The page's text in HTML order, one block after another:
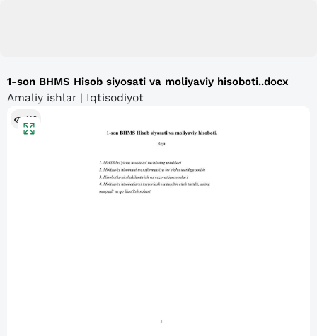
1-son BHMS Hisob siyosati va moliyaviy hisoboti..docx
Amaliy ishlar | Iqtisodiyot
112